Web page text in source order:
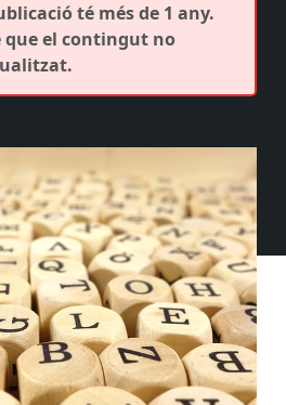
té més de 1 any.
que el contingut no